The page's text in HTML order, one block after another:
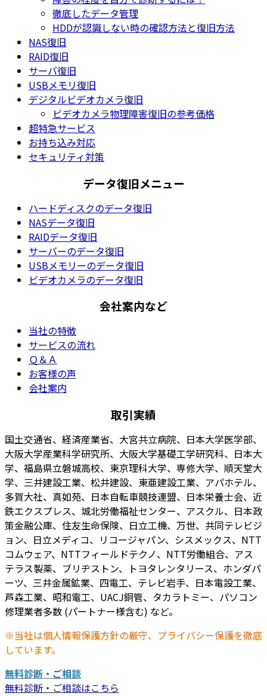
徹底したデータ管理
HDDが認識しない時の確認方法と復旧方法
NAS復旧
RAID復旧
サーバ復旧
USBメモリ復旧
デジタルビデオカメラ復旧
ビデオカメラ物理障害復旧の参考価格
超特急サービス
お持ち込み対応
セキュリティ対策
データ復旧メニュー
ハードディスクのデータ復旧
NASデータ復旧
RAIDデータ復旧
サーバーのデータ復旧
USBメモリーのデータ復旧
ビデオカメラのデータ復旧
会社案内など
当社の特徴
サービスの流れ
Ｑ＆Ａ
お客様の声
会社案内
取引実績
国土交通省、経済産業省、大宮共立病院、日本大学医学部、
大阪大学産業科学研究所、大阪大学基礎工学研究科、日本大
学、福島県立磐城高校、東京理科大学、専修大学、順天堂大
学、三井建設工業、松井建設、東亜建設工業、アパホテル、
多賀大社、真如苑、日本自転車競技連盟、日本栄養士会、近
鉄エクスプレス、城北労働福祉センター、アスクル、日本政
策金融公庫、住友生命保険、日立工機、万世、共同テレビジ
ョン、日立メディコ、リコージャパン、シスメックス、NTT
コムウェア、NTTフィールドテクノ、NTT労働組合、アス
テラス製薬、ブリヂストン、トヨタレンタリース、ホンダパ
ーツ、三井金属鉱業、四電工、テレビ岩手、日本電設工業、
芦森工業、昭和電工、UACJ銅管、タカラトミー、パソコン
修理業者多数 (パートナー様含む) など。
※当社は個人情報保護方針の厳守、プライバシー保護を徹底
しています。
無料診断・ご相談
無料診断・ご相談はこちら